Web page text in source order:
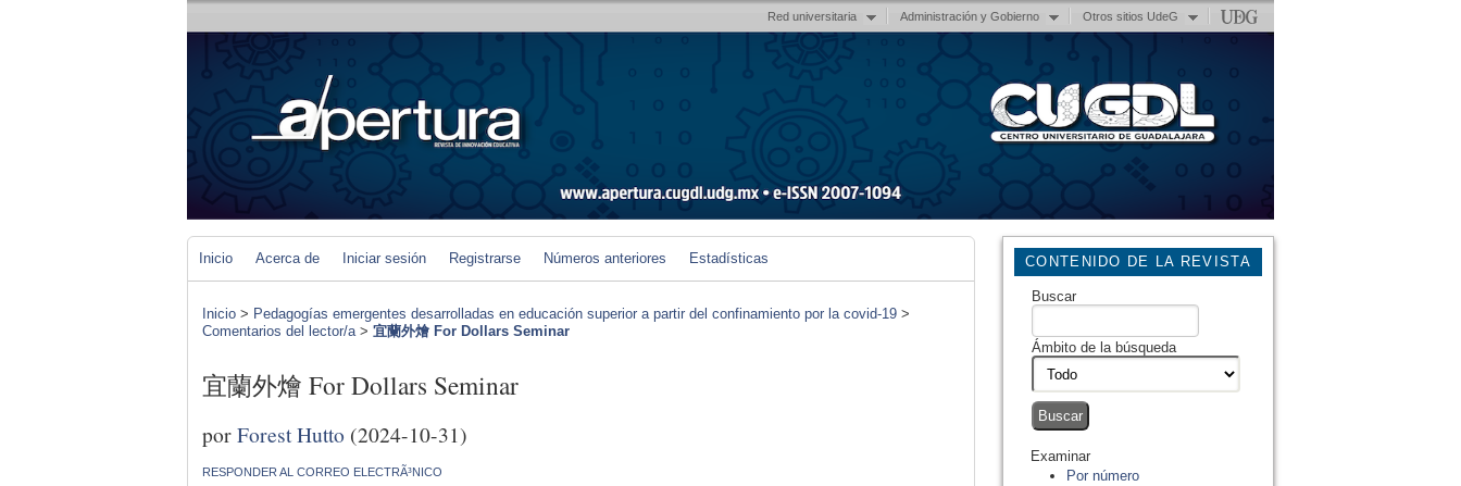
Red universitaria Administración y Gobierno Otros sitios UdeG
CONTENIDO DE LA REVISTA
Buscar
Ámbito de la búsqueda
Examinar
Por número
Inicio Acerca de Iniciar sesión Registrarse Números anteriores Estadísticas
Inicio > Pedagogías emergentes desarrolladas en educación superior a partir del confinamiento por la covid-19 >
Comentarios del lector/a> 宜蘭外燴 For Dollars Seminar
宜蘭外燴 For Dollars Seminar
porForest Hutto (2024-10-31)
RESPONDER AL CORREO ELECTRÃ³NICO